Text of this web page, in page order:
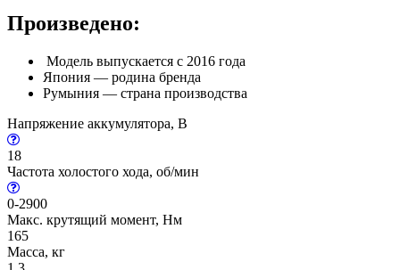
Произведено:
Модель выпускается с 2016 года
Япония — родина бренда
Румыния — страна производства
Напряжение аккумулятора, В
18
Частота холостого хода, об/мин
0-2900
Макс. крутящий момент, Нм
165
Масса, кг